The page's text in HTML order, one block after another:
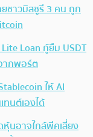
ชาวมิสซูรี 3 คน ถูก
Loan กู้ยืม USDT
ากพอร์ต
ให้ AI
ทนต์เองได้
นอาจใกล้พีคเสี่ยง